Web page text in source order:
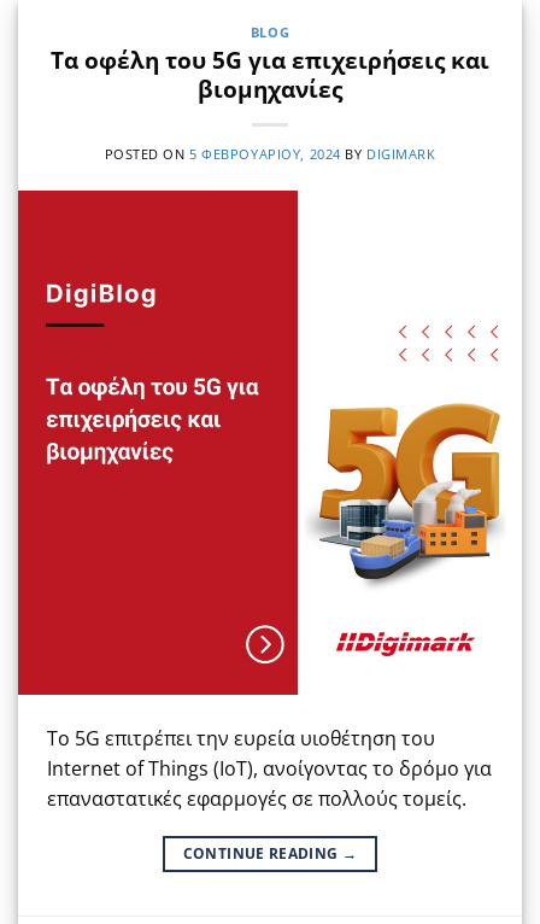
BLOG
Τα οφέλη του 5G για επιχειρήσεις και
βιομηχανίες
POSTED ON 5 ΦΕΒΡΟΥΑΡΊΟΥ, 2024 BY DIGIMARK
Το 5G επιτρέπει την ευρεία υιοθέτηση του
Internet of Things (IoT), ανοίγοντας το δρόμο για
επαναστατικές εφαρμογές σε πολλούς τομείς.
CONTINUE READING →